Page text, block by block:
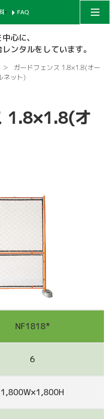
社 カタログ
心に、
ンタルをしています。
FAQ
ガードフェンス 1.8×1.8(オー
ネット)
1.8×1.8(オ
NF1818*
6
1,800W×1,800H